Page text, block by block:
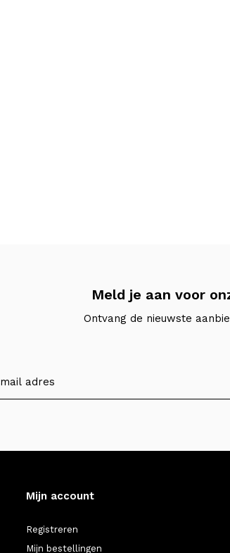
Meld je aan voor
Ontvang de nieuwste
Mijn account
Registreren
Mijn bestellingen